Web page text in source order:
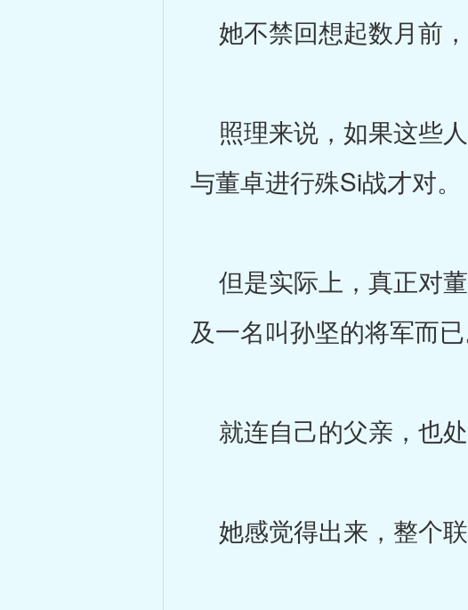
她不禁回想起数月前，
照理来说，如果这些
与董卓进行殊Si战才对。
但是实际上，真正对
及一名叫孙坚的将军而已
就连自己的父亲，也处
她感觉得出来，整个联